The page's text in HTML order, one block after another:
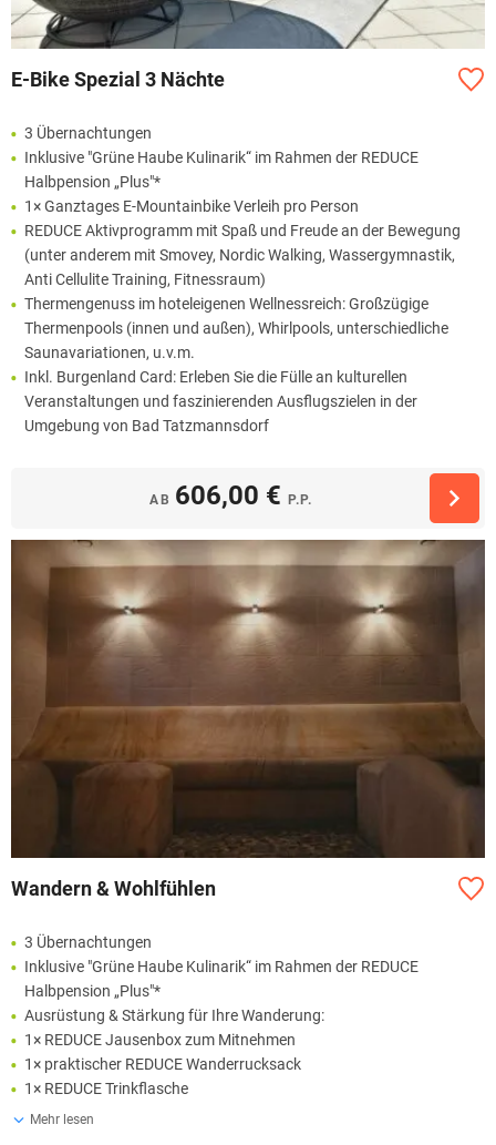
E-Bike Spezial 3 Nächte
3 Übernachtungen
Inklusive "Grüne Haube Kulinarik“ im Rahmen der REDUCE
Halbpension „Plus"*
1× Ganztages E-Mountainbike Verleih pro Person
REDUCE Aktivprogramm mit Spaß und Freude an der Bewegung
(unter anderem mit Smovey, Nordic Walking, Wassergymnastik,
Anti Cellulite Training, Fitnessraum)
Thermengenuss im hoteleigenen Wellnessreich: Großzügige
Thermenpools (innen und außen), Whirlpools, unterschiedliche
Saunavariationen, u.v.m.
Inkl. Burgenland Card: Erleben Sie die Fülle an kulturellen
Veranstaltungen und faszinierenden Ausflugszielen in der
Umgebung von Bad Tatzmannsdorf
AB 606,00 € P.P.
Wandern & Wohlfühlen
3 Übernachtungen
Inklusive "Grüne Haube Kulinarik“ im Rahmen der REDUCE
Halbpension „Plus"*
Ausrüstung & Stärkung für Ihre Wanderung:
1× REDUCE Jausenbox zum Mitnehmen
1× praktischer REDUCE Wanderrucksack
1× REDUCE Trinkflasche
Mehr lesen